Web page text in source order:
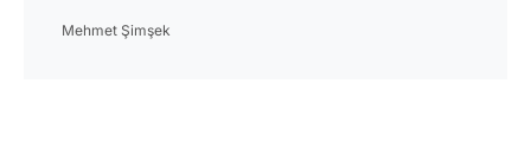
Mehmet Şimşek